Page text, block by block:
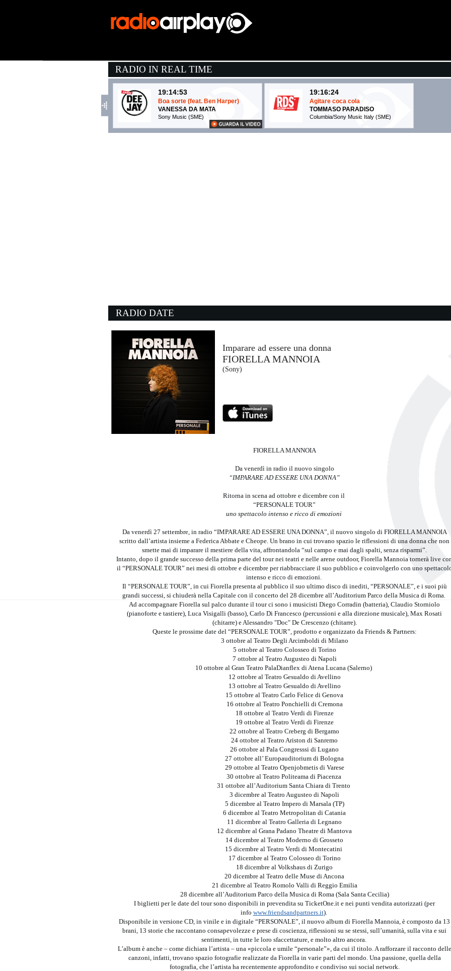
RADIO IN REAL TIME
19:14:53
Boa sorte (feat. Ben Harper)
VANESSA DA MATA
Sony Music (SME)
19:16:24
Agitare coca cola
TOMMASO PARADISO
Columbia/Sony Music Italy (SME)
19:13:46
Universal Music (UMG)
19:16:38
Movin’ To The Sun
HUGEL, IMAEL ANGEL, ...
Make The Girls Dance Records (-)
19:15:09
RADIO DATE
Imparare ad essere una donna
FIORELLA MANNOIA
(Sony)
FIORELLA MANNOIA
Da venerdì in radio il nuovo singolo
“IMPARARE AD ESSERE UNA DONNA”
Ritorna in scena ad ottobre e dicembre con il
“PERSONALE TOUR”
uno spettacolo intenso e ricco di emozioni
Da venerdì 27 settembre, in radio “IMPARARE AD ESSERE UNA DONNA”, il nuovo singolo di FIORELLA MANNOIA
scritto dall’artista insieme a Federica Abbate e Cheope. Un brano in cui trovano spazio le riflessioni di una donna che non
smette mai di imparare il mestiere della vita, affrontandola “sul campo e mai dagli spalti, senza risparmi”.
Intanto, dopo il grande successo della prima parte del tour nei teatri e nelle arene outdoor, Fiorella Mannoia tornerà live
il “PERSONALE TOUR” nei mesi di ottobre e dicembre per riabbracciare il suo pubblico e coinvolgerlo con uno
intenso e ricco di emozioni.
Il “PERSONALE TOUR”, in cui Fiorella presenta al pubblico il suo ultimo disco di inediti, “PERSONALE”, e i suoi più
grandi successi, si chiuderà nella Capitale con il concerto del 28 dicembre all’Auditorium Parco della Musica di Roma.
Ad accompagnare Fiorella sul palco durante il tour ci sono i musicisti Diego Corradin (batteria), Claudio Storniolo
(pianoforte e tastiere), Luca Visigalli (basso), Carlo Di Francesco (percussioni e alla direzione musicale), Max Rosati
(chitarre) e Alessandro "Doc" De Crescenzo (chitarre).
Queste le prossime date del “PERSONALE TOUR”, prodotto e organizzato da Friends & Partners:
3 ottobre al Teatro Degli Arcimboldi di Milano
5 ottobre al Teatro Colosseo di Torino
7 ottobre al Teatro Augusteo di Napoli
10 ottobre al Gran Teatro PalaDianflex di Atena Lucana (Salerno)
12 ottobre al Teatro Gesualdo di Avellino
13 ottobre al Teatro Gesualdo di Avellino
15 ottobre al Teatro Carlo Felice di Genova
16 ottobre al Teatro Ponchielli di Cremona
18 ottobre al Teatro Verdi di Firenze
19 ottobre al Teatro Verdi di Firenze
22 ottobre al Teatro Creberg di Bergamo
24 ottobre al Teatro Ariston di Sanremo
26 ottobre al Pala Congresssi di Lugano
27 ottobre all’ Europauditorium di Bologna
29 ottobre al Teatro Openjobmetis di Varese
30 ottobre al Teatro Politeama di Piacenza
31 ottobre all’Auditorium Santa Chiara di Trento
3 dicembre al Teatro Augusteo di Napoli
5 dicembre al Teatro Impero di Marsala (TP)
6 dicembre al Teatro Metropolitan di Catania
11 dicembre al Teatro Galleria di Legnano
12 dicembre al Grana Padano Theatre di Mantova
14 dicembre al Teatro Moderno di Grosseto
15 dicembre al Teatro Verdi di Montecatini
17 dicembre al Teatro Colosseo di Torino
18 dicembre al Volkshaus di Zurigo
20 dicembre al Teatro delle Muse di Ancona
21 dicembre al Teatro Romolo Valli di Reggio Emilia
28 dicembre all’Auditorium Parco della Musica di Roma (Sala Santa Cecilia)
I biglietti per le date del tour sono disponibili in prevendita su TicketOne.it e nei punti vendita autorizzati (per
info www.friendsandpartners.it).
Disponibile in versione CD, in vinile e in digitale “PERSONALE”, il nuovo album di Fiorella Mannoia, è composto da 13
brani, 13 storie che raccontano consapevolezze e prese di coscienza, riflessioni su se stessi, sull’umanità, sulla vita e sui
sentimenti, in tutte le loro sfaccettature, e molto altro ancora.
L’album è anche – come dichiara l’artista – una «piccola e umile “personale”», da cui il titolo. A rafforzare il racconto delle
canzoni, infatti, trovano spazio fotografie realizzate da Fiorella in varie parti del mondo. Una passione, quella della
fotografia, che l’artista ha recentemente approfondito e condiviso sui social network.